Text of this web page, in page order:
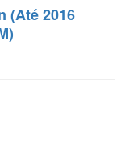
(Até 2016